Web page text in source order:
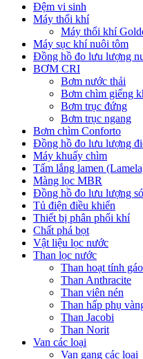
Đệm vi sinh
Máy thổi khí
Máy thổi khí
Máy sục khí nuôi tôm
Đồng hồ đo lưu lượng
BƠM CRI
Bơm nước thải
Bơm chìm giếng
Bơm trục đứng
Bơm trục ngang
Bơm chìm Conforto
Đồng hồ đo lưu lượng
Máy khuấy chìm
Tấm lắng lamen
Màng lọc MBR
Đồng hồ đo lưu lượng
Tủ điện điều khiển
Thiết bị phân phối khí
Chất phá bọt
Vật liệu lọc nước
Than lọc nước
Than hoạt tính
Than Anthracite
Than viên nén
Than hấp phụ
Than Jacobi
Than Norit
Van các loại
Van gang các loại